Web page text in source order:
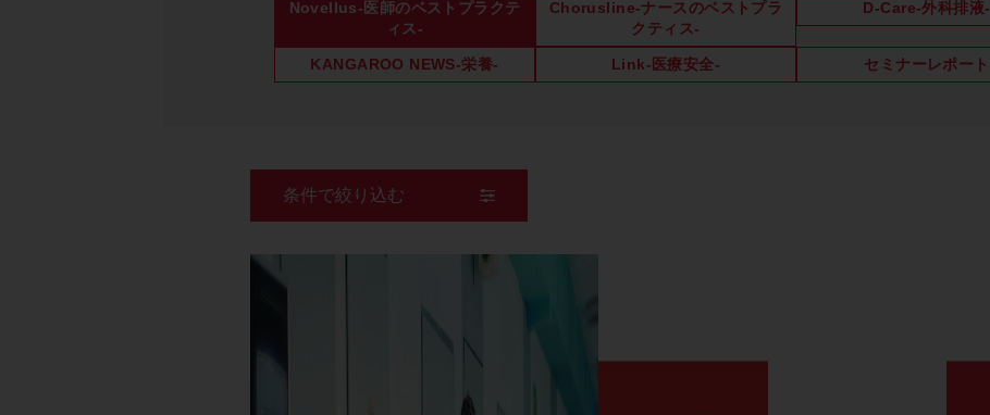
Novellus-医師のベストプラクテ
ィス-
Chorusline-ナースのベストプラ
クティス-
D-Care-外科排液-
KANGAROO NEWS-栄養- Link-医療安全- セミナーレポート
条件で絞り込む